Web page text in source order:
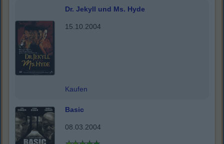
Dr. Jekyll und Ms. Hyde
15.10.2004
Kaufen
Basic
08.03.2004